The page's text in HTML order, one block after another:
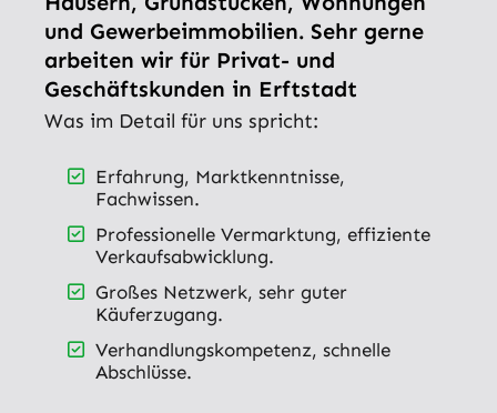
und Gewerbeimmobilien. Sehr gerne
arbeiten wir für Privat- und
Geschäftskunden in Erftstadt
Was im Detail für uns spricht:
Erfahrung, Marktkenntnisse,
Fachwissen.
Professionelle Vermarktung, effiziente
Verkaufsabwicklung.
Großes Netzwerk, sehr guter
Käuferzugang.
Verhandlungskompetenz, schnelle
Abschlüsse.